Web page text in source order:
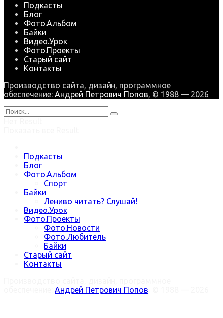
Подкасты
Блог
Фото.Альбом
Байки
Видео.Урок
Фото.Проекты
Старый сайт
Контакты
Производство сайта, дизайн, программное
обеспечение: Андрей Петрович Попов , © 1988 — 2026
Подкасты
Блог
Фото.Альбом
Спорт
Байки
Лениво читать? Слушай!
Видео.Урок
Фото.Проекты
Фото.Новости
Фото.Любитель
Байки
Старый сайт
Контакты
Андрей Петрович Попов